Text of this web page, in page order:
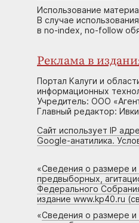
Использование
В случае
в no-index, no-follow
Реклама в
Портал Калуги и
информационных
Учредитель: ООО
Главный редактор:
Сайт использует IP
Google-анатилика.
«Сведения о размере и
предвыборных,
Федерального
издание www.kp40.ru
«Сведения о размере и